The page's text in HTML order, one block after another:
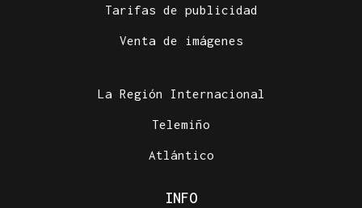
Tarifas de publicidad
Venta de imágenes
La Región Internacional
Telemiño
Atlántico
INFO